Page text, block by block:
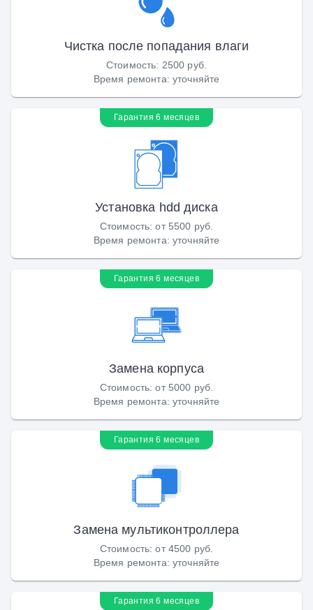
Чистка после попадания влаги
Стоимость: 2500 руб.
Время ремонта: уточняйте
Гарантия 6 месяцев
Установка hdd диска
Стоимость:от 5500 руб.
Время ремонта: уточняйте
Гарантия 6 месяцев
Замена корпуса
Стоимость:от 5000 руб.
Время ремонта: уточняйте
Гарантия 6 месяцев
Замена мультиконтроллера
Стоимость:от 4500 руб.
Время ремонта: уточняйте
Гарантия 6 месяцев